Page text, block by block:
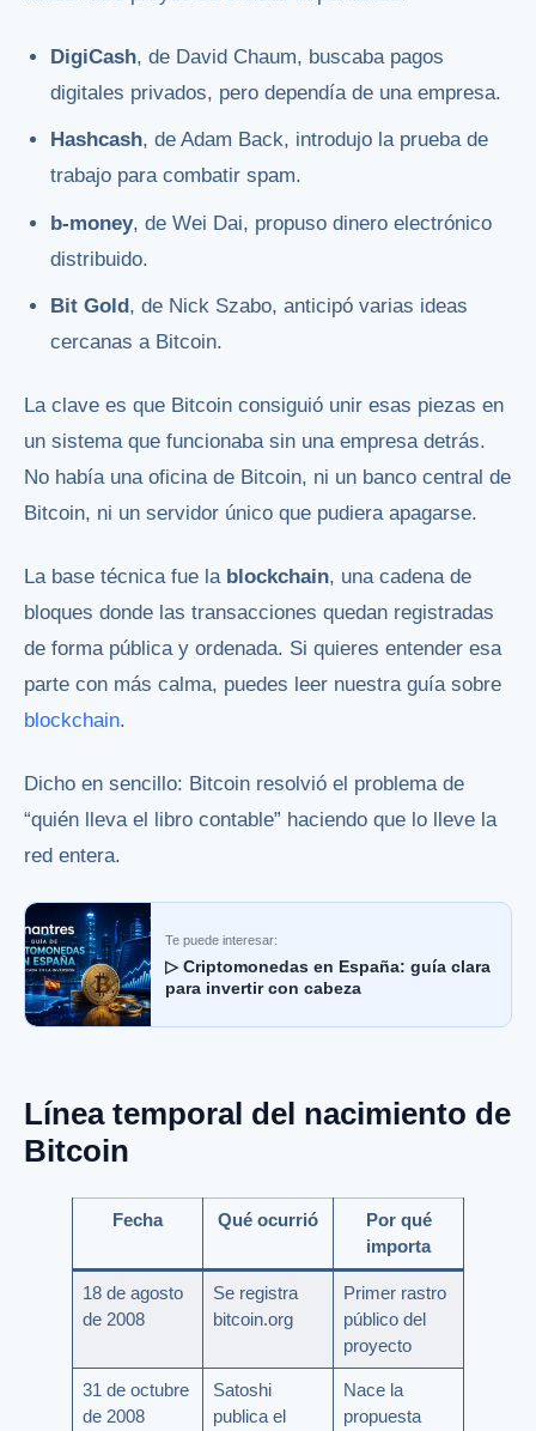
DigiCash, de David Chaum, buscaba pagos
digitales privados, pero dependía de una empresa.
Hashcash, de Adam Back, introdujo la prueba de
trabajo para combatir spam.
b-money, de Wei Dai, propuso dinero electrónico
distribuido.
Bit Gold, de Nick Szabo, anticipó varias ideas
cercanas a Bitcoin.
La clave es que Bitcoin consiguió unir esas piezas en
un sistema que funcionaba sin una empresa detrás.
No había una oficina de Bitcoin, ni un banco central de
Bitcoin, ni un servidor único que pudiera apagarse.
La base técnica fue la blockchain, una cadena de
bloques donde las transacciones quedan registradas
de forma pública y ordenada. Si quieres entender esa
parte con más calma, puedes leer nuestra guía sobre
blockchain.
Dicho en sencillo: Bitcoin resolvió el problema de
“quién lleva el libro contable” haciendo que lo lleve la
red entera.
Te puede interesar:
▷ Criptomonedas en España: guía clara
para invertir con cabeza
Línea temporal del nacimiento de
Bitcoin
Fecha Qué ocurrió
Por qué
importa
18 de agosto
de 2008
Se registra
bitcoin.org
Primer rastro
público del
proyecto
31 de octubre
de 2008
Satoshi
publica el
Nace la
propuesta